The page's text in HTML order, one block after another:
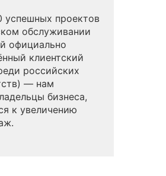
успешных проектов
обслуживании
официально
клиентский
российских
— нам
бизнеса,
к увеличению